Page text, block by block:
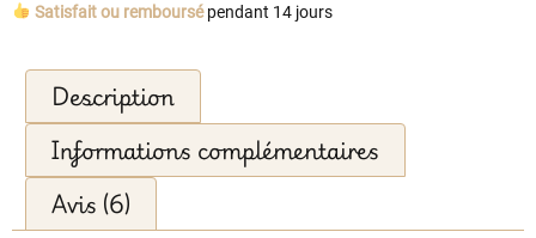
Satisfait ou remboursépendant 14 jours
Description
Informations complémentaires
Avis (6)